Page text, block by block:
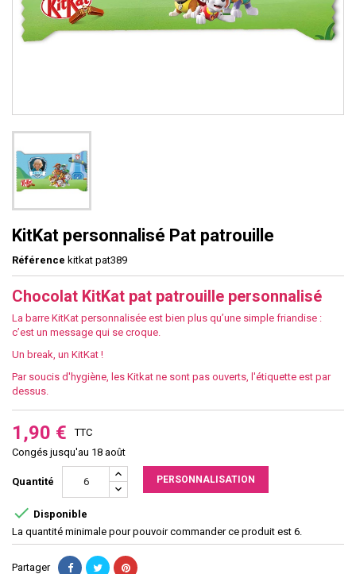
KitKat personnalisé Pat patrouille
Référence kitkat pat389
Chocolat KitKat pat patrouille personnalisé
La barre KitKat personnalisée est bien plus qu’une simple friandise :
c’est un message qui se croque.
Un break, un KitKat !
Par soucis d'hygiène, les Kitkat ne sont pas ouverts, l'étiquette est par
dessus.
1,90 €
TTC
Congés jusqu'au 18 août
Quantité PERSONNALISATION
 Disponible
La quantité minimale pour pouvoir commander ce produit est 6.
Partager